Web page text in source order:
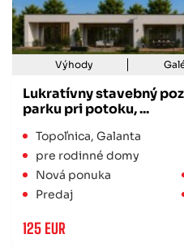
Výhody
Lukratívny stavebný
parku pri potoku, ...
Topoľnica, Galanta
pre rodinné domy
Nová ponuka
Predaj
125 EUR